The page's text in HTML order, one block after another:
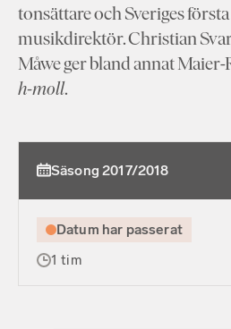
tonsättare och Sveriges
musikdirektör. Christian
Måwe ger bland annat
h-moll.
Säsong 2017/2018
Datum har passerat
1 tim